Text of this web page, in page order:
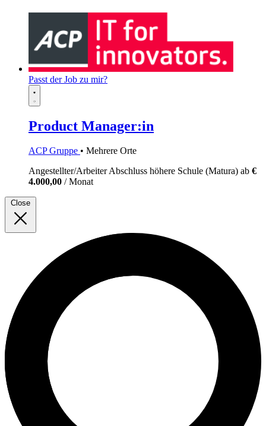
Passt der Job zu mir?
Product Manager:in
ACP Gruppe • Mehrere Orte
Angestellter/ArbeiterAbschluss höhere Schule (Matura) ab €
4.000,00 / Monat
Close